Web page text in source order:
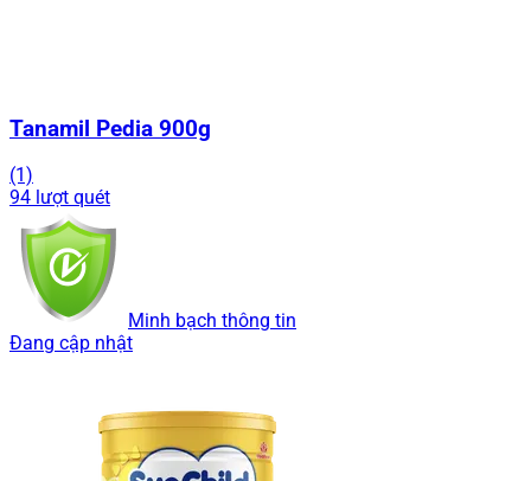
Tanamil Pedia 900g
(1)
94 lượt quét
Minh bạch thông tin
Đang cập nhật